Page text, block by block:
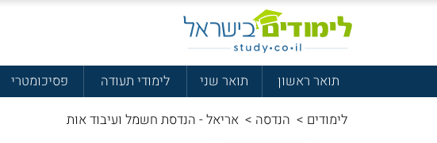
תואר ראשון תואר שני לימודי תעודה פסיכומטרי
לימודים > הנדסה > אריאל - הנדסת חשמל ועיבוד אות